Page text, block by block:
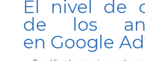
El nivel de
de los
en Google